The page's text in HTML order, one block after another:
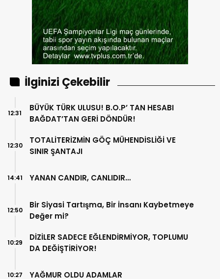
İlginizi Çekebilir
BÜYÜK TÜRK ULUSU! B.O.P’ TAN HESABI
BAĞDAT’TAN GERİ DÖNDÜR!
12:31
TOTALİTERİZMİN GÖÇ MÜHENDİSLİĞİ VE
SINIR ŞANTAJI
12:30
YANAN CANDIR, CANLIDIR…
14:41
Bir Siyasi Tartışma, Bir İnsanı Kaybetmeye
Değer mi?
12:50
DİZİLER SADECE EĞLENDİRMİYOR, TOPLUMU
DA DEĞİŞTİRİYOR!
10:29
YAĞMUR OLDU ADAMLAR
10:27